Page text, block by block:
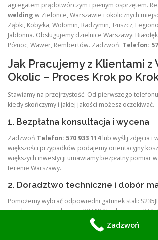
agregatem prądotwórczym i pełnym osprzętem.
welding w Zielonce, Warszawie i okolicznych
Ząbki, Kobyłka, Wołomin, Radzymin, Tłuszcz,
Jabłonna. Obsługujemy dzielnice Warszawy:
Północ, Wawer, Rembertów. Zadzwoń: Telefon:
Jak Pracujemy z Klientami z
Okolic – Proces Krok po
Stawiamy na przejrzystość. Od pierwszego
kiedy skończymy i jakiej jakości możesz oczekiwać.
1. Bezpłatna konsultacja i wycena
Zadzwoń Telefon: 570 933 114lub wyślij zdjęcia i
większości przypadków podajemy orientacyjny
większych inwestycji umawiamy bezpłatny pomiar
terenie Warszawy.
2. Doradztwo techniczne i dobór
Pomożemy wybrać odpowiedni gatunek stali:
ocynkowana, nierdzewna 304/316L, aluminium PA6,
przekroje profili i sposób zabezpieczenia
pracować na Twoim projekcie lub przygotować
Zadzwoń